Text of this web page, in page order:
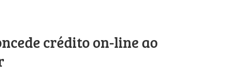
crédito on-line ao